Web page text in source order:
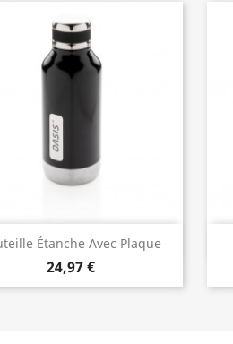
Étanche Avec Plaque
24,97 €
Aperçu rapide